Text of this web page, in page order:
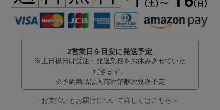
2営業日を目安に発送予定
※土日祝日は受注・発送業務をお休みさせていた
だきます。
※予約商品は入荷次第順次発送予定
お支払いとお届けについて詳しくはこちら＞